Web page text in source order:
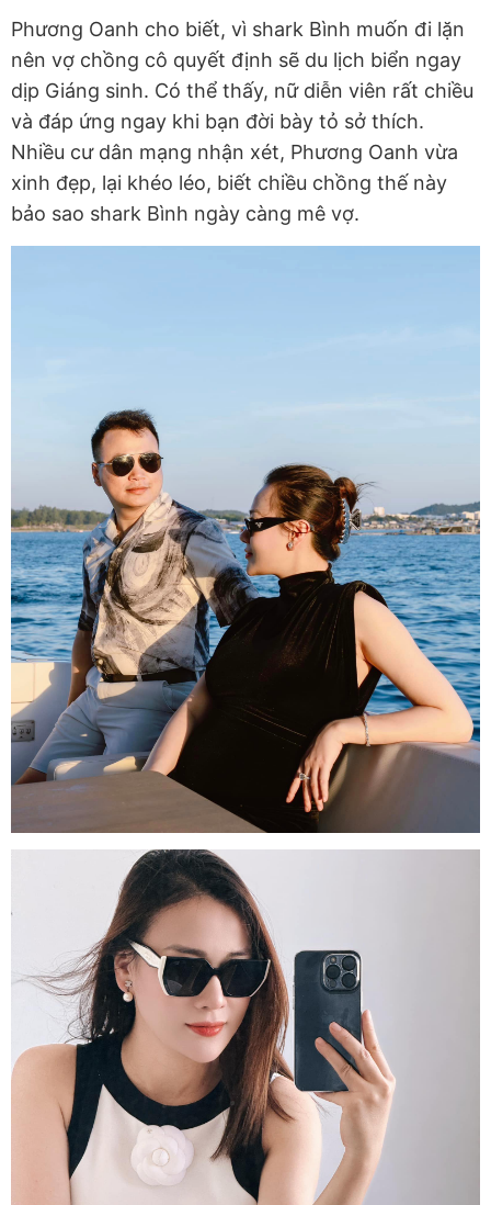
Phương Oanh cho biết, vì shark Bình muốn đi lặn
nên vợ chồng cô quyết định sẽ du lịch biển ngay
dịp Giáng sinh. Có thể thấy, nữ diễn viên rất chiều
và đáp ứng ngay khi bạn đời bày tỏ sở thích.
Nhiều cư dân mạng nhận xét, Phương Oanh vừa
xinh đẹp, lại khéo léo, biết chiều chồng thế này
bảo sao shark Bình ngày càng mê vợ.